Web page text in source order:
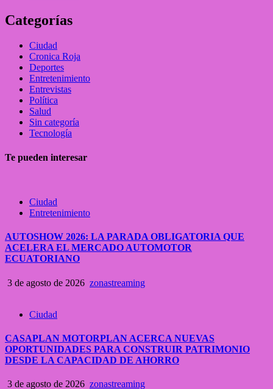
Categorías
Ciudad
Cronica Roja
Deportes
Entretenimiento
Entrevistas
Política
Salud
Sin categoría
Tecnología
Te pueden interesar
Ciudad
Entretenimiento
AUTOSHOW 2026: LA PARADA OBLIGATORIA QUE
ACELERA EL MERCADO AUTOMOTOR
ECUATORIANO
3 de agosto de 2026 zonastreaming
Ciudad
CASAPLAN MOTORPLAN ACERCA NUEVAS
OPORTUNIDADES PARA CONSTRUIR PATRIMONIO
DESDE LA CAPACIDAD DE AHORRO
3 de agosto de 2026 zonastreaming